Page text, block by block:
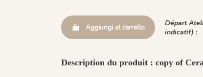
Aggiungi al carrello
Départ
indicatif) :
Description du produit : copy of